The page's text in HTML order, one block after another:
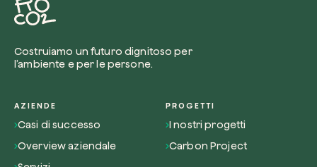
Costruiamo un futuro dignitoso per
l’ambiente e per le persone.
AZIENDE
Casi di successo
Overview aziendale
PROGETTI
I nostri progetti
Carbon Project